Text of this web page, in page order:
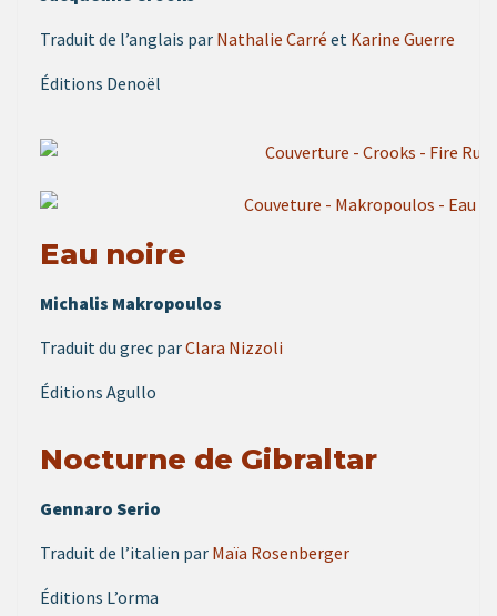
Traduit de l’anglais par Nathalie Carré et Karine Guerre
Éditions Denoël
Eau noire
Michalis Makropoulos
Traduit du grec parClara Nizzoli
Éditions Agullo
Nocturne de Gibraltar
Gennaro Serio
Traduit de l’italien par Maïa Rosenberger
Éditions L’orma